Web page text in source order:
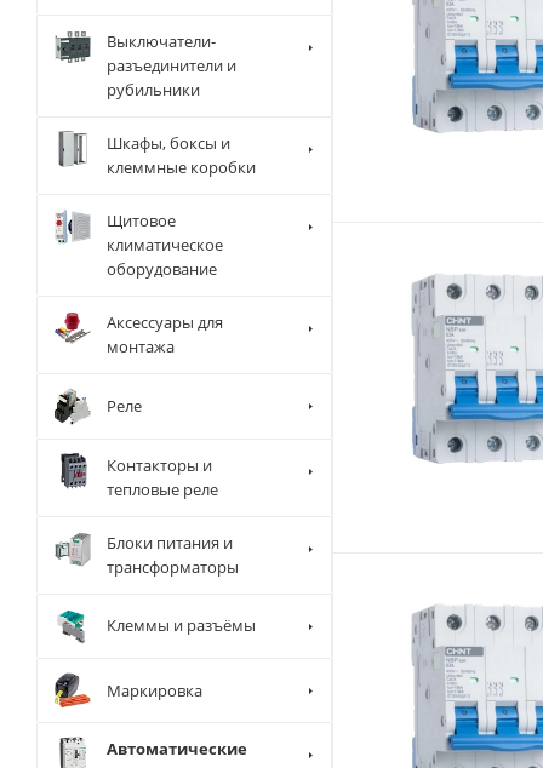
Выключатели-
разъединители и
рубильники
Шкафы, боксы и
клеммные коробки
Щитовое
климатическое
оборудование
Аксессуары для
монтажа
Реле
Контакторы и
тепловые реле
Блоки питания и
трансформаторы
Клеммы и разъёмы
Маркировка
Автоматические